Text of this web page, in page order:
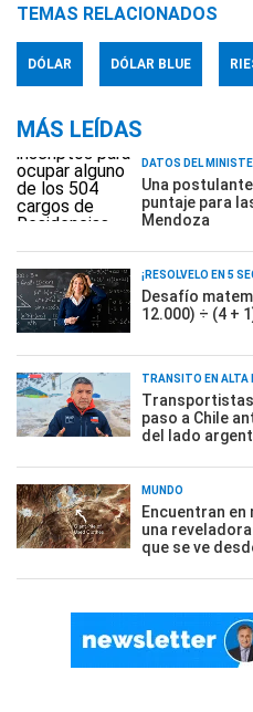
TEMAS RELACIONADOS
DÓLAR DÓLAR BLUE
MÁS LEÍDAS
DATOS DEL
Una
puntaje para
Mendoza
¡RESOLVELO EN 5
Desafío
12.000) ÷ (4 +
TRÁNSITO EN ALTA
paso a Chile
del lado
MUNDO
Encuentran
una
que se ve